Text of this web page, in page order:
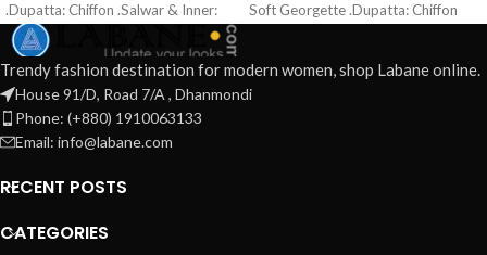
.Dupatta: Chiffon .Salwar & Inner:
Santoon .Semi –Stitched .Type:
Made in Bangladesh Call for order :
01771006910 01631493054
Soft Georgette .Dupatta: Chiffon
Call for order : 01771006910
01631493054
Trendy fashion destination for modern women, shop Labane online.
House 91/D, Road 7/A , Dhanmondi
Phone: (+880) 1910063133
Email: info@labane.com
RECENT POSTS
CATEGORIES